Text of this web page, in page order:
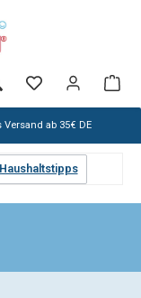
Du hast 0
Versand ab 35€ DE